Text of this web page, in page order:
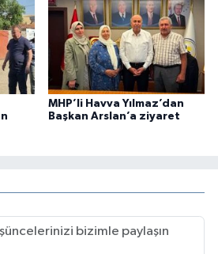
MHP’li Havva Yılmaz’dan
Başkan Arslan’a ziyaret